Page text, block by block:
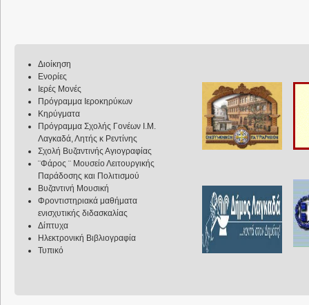
Διοίκηση
Ενορίες
Ιερές Μονές
Πρόγραμμα Ιεροκηρύκων
Κηρύγματα
Πρόγραμμα Σχολής Γονέων Ι.Μ.
Λαγκαδά, Λητής κ Ρεντίνης
Σχολή Βυζαντινής Αγιογραφίας
¨Φάρος ¨ Μουσείο Λειτουργικής
Παράδοσης και Πολιτισμού
Βυζαντινή Μουσική
Φροντιστηριακά μαθήματα
ενισχυτικής διδασκαλίας
Δίπτυχα
Ηλεκτρονική Βιβλιογραφία
Τυπικό